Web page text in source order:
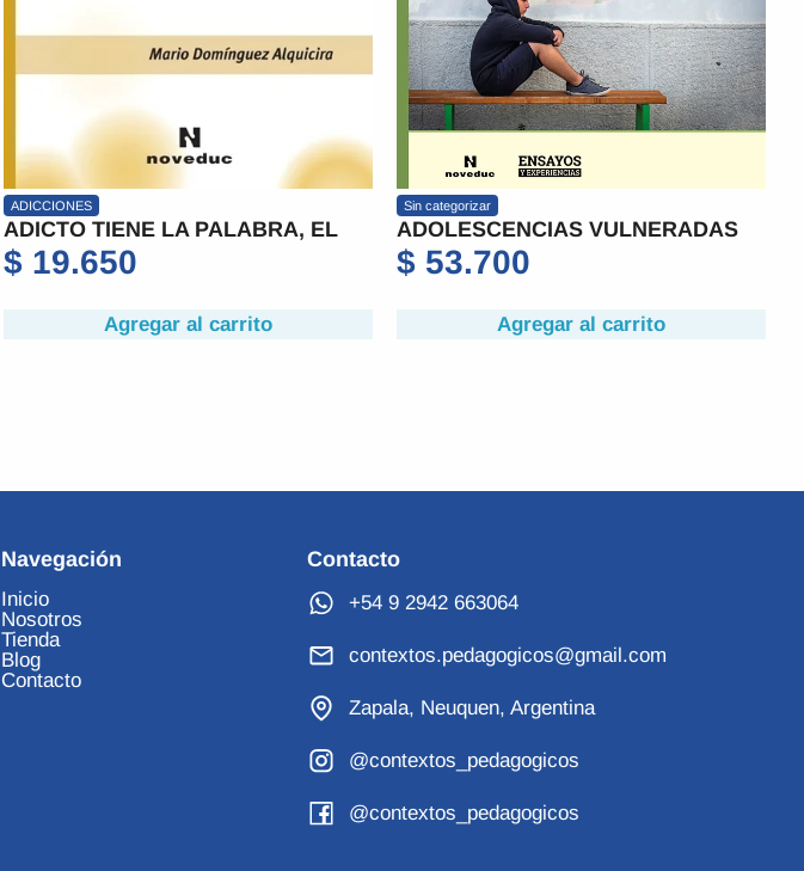
ADICCIONES
ADICTO TIENE LA PALABRA, EL
$ 19.650
Agregar al carrito
Sin categorizar
ADOLESCENCIAS VULNERADAS
$ 53.700
Agregar al carrito
Navegación
Inicio
Nosotros
Tienda
Blog
Contacto
Contacto
+54 9 2942 663064
contextos.pedagogicos@gmail.com
Zapala, Neuquen, Argentina
@contextos_pedagogicos
@contextos_pedagogicos